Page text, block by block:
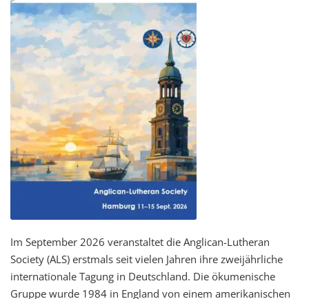
Im September 2026 veranstaltet die Anglican-Lutheran
Society (ALS) erstmals seit vielen Jahren ihre zweijährliche
internationale Tagung in Deutschland. Die ökumenische
Gruppe wurde 1984 in England von einem amerikanischen